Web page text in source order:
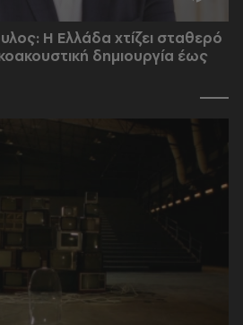
Η Ελλάδα χτίζει σταθερό
δημιουργία έως